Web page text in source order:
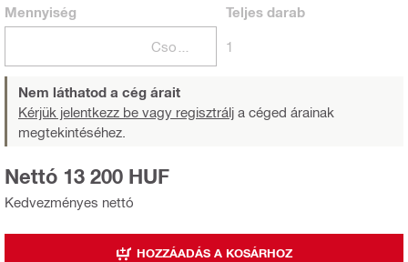
Mennyiség Teljesdarab
1
Nem láthatod a cég árait
Kérjük jelentkezz be vagy regisztrálj a céged árainak
megtekintéséhez.
Kedvezményes nettó
Nettó 13 200 HUF
HOZZÁADÁS A KOSÁRHOZ